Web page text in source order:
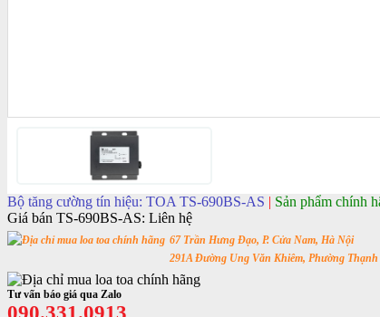
Bộ tăng cường tín hiệu: TOA TS-690BS-AS | Sản phẩm chính
Giá bán TS-690BS-AS: Liên hệ
67 Trần Hưng Đạo, P. Cửa Nam, Hà Nội
291A Đường Ung Văn Khiêm, Phường
Tư vấn báo giá qua Zalo